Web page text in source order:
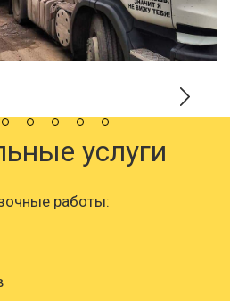
услуги
работы: